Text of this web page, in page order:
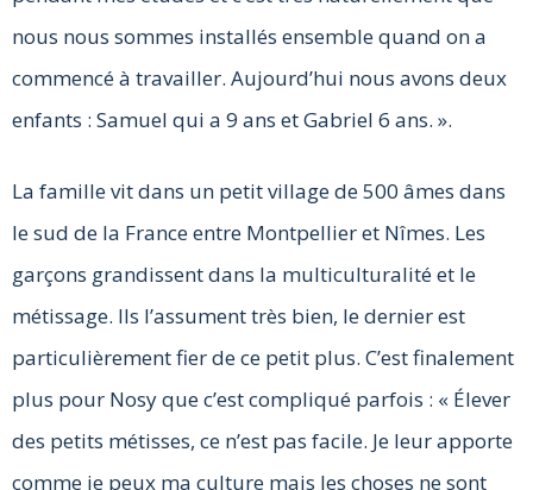
nous nous sommes installés ensemble quand on a
commencé à travailler. Aujourd’hui nous avons deux
enfants : Samuel qui a 9 ans et Gabriel 6 ans. ».
La famille vit dans un petit village de 500 âmes dans
le sud de la France entre Montpellier et Nîmes. Les
garçons grandissent dans la multiculturalité et le
métissage. Ils l’assument très bien, le dernier est
particulièrement fier de ce petit plus. C’est finalement
plus pour Nosy que c’est compliqué parfois : « Élever
des petits métisses, ce n’est pas facile. Je leur apporte
comme je peux ma culture mais les choses ne sont